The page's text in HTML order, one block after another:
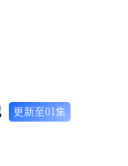
更新至01集